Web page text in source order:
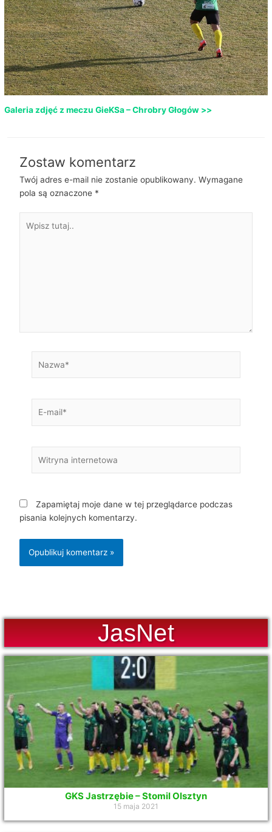
Galeria zdjęć z meczu GieKSa – Chrobry Głogów >>
Zostaw komentarz
Twój adres e-mail nie zostanie opublikowany. Wymagane
pola są oznaczone *
tutaj..
mail*
internetowa
Zapamiętaj moje dane w tej przeglądarce podczas
pisania kolejnych komentarzy.
JasNet
GKS Jastrzębie – Stomil Olsztyn
15 maja 2021